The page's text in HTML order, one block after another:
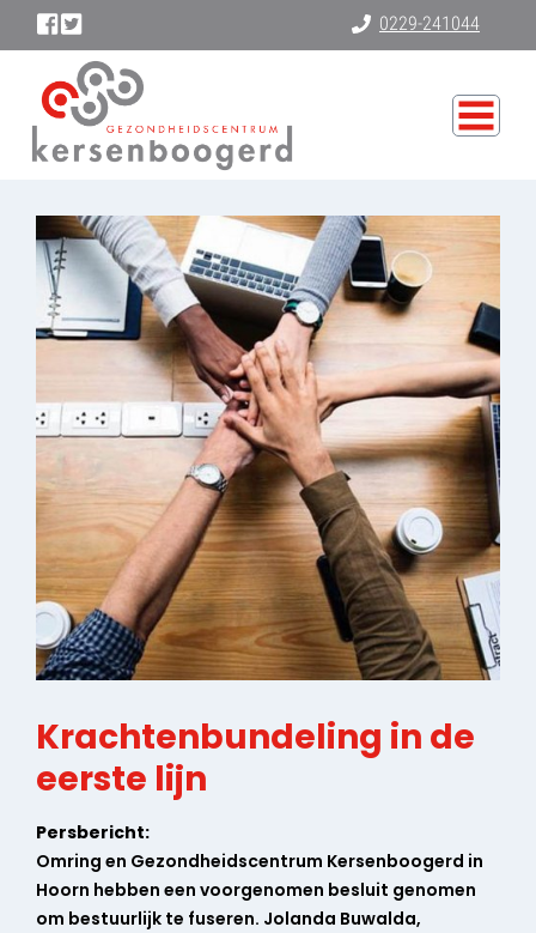
0229-241044
Krachtenbundeling in de
eerste lijn
Persbericht:
Omring en Gezondheidscentrum Kersenboogerd in
Hoorn hebben een voorgenomen besluit genomen
om bestuurlijk te fuseren. Jolanda Buwalda,